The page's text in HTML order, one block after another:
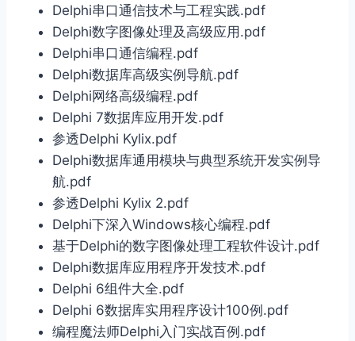
Delphi串口通信技术与工程实践.pdf
Delphi数字图像处理及高级应用.pdf
Delphi串口通信编程.pdf
Delphi数据库高级实例导航.pdf
Delphi网络高级编程.pdf
Delphi 7数据库应用开发.pdf
参透Delphi Kylix.pdf
Delphi数据库通用模块与典型系统开发实例导
航.pdf
参透Delphi Kylix 2.pdf
Delphi下深入Windows核心编程.pdf
基于Delphi的数字图像处理工程软件设计.pdf
Delphi数据库应用程序开发技术.pdf
Delphi 6组件大全.pdf
Delphi 6数据库实用程序设计100例.pdf
编程魔法师Delphi入门实战百例.pdf